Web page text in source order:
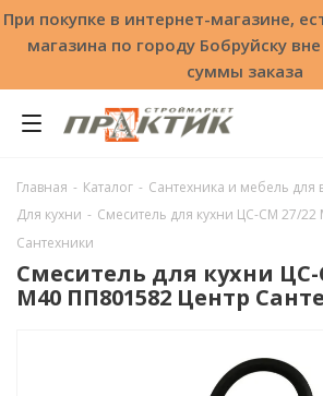
При покупке в интернет-магазине,
магазина по городу Бобруйску
суммы заказа
Главная - Каталог - Сантехника и мебель для
Для кухни - Смеситель для кухни ЦС-СМ 27/
Сантехники
Смеситель для кухни
М40 ПП801582 Центр